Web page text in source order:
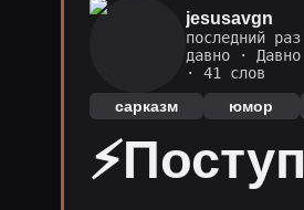
jesusavgn
последний
давно·
· 41 слов
сарказм
юмор